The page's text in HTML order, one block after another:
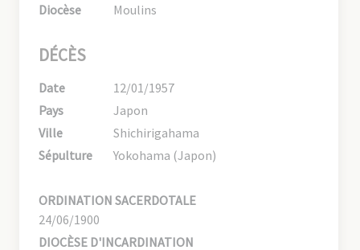
Diocèse
Moulins
DÉCÈS
Date
12/01/1957
Pays
Japon
Ville
Shichirigahama
Sépulture
Yokohama (Japon)
ORDINATION SACERDOTALE
24/06/1900
DIOCÈSE D'INCARDINATION